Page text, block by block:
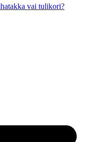
vai tulikori?